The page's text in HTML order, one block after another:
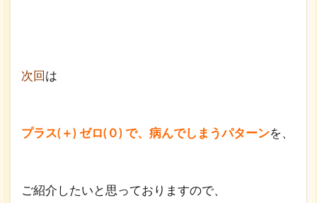
次回 は
プラス(＋) ゼロ(０) で、病んでしまうパターンを、
ご紹介したいと思っておりますので、